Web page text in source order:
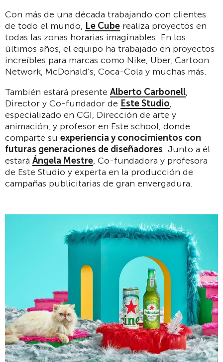
Con más de una década trabajando con clientes
de todo el mundo, Le Cube realiza proyectos en
todas las zonas horarias imaginables. En los
últimos años, el equipo ha trabajado en proyectos
increíbles para marcas como Nike, Uber, Cartoon
Network, McDonald’s, Coca-Cola y muchas más.
También estará presente Alberto Carbonell,
Director y Co-fundador de Este Studio,
especializado en CGI, Dirección de arte y
animación, y profesor en Este school, donde
comparte su experiencia y conocimientos con
futuras generaciones de diseñadores. Junto a él
estará Ángela Mestre, Co-fundadora y profesora
de Este Studio y experta en la producción de
campañas publicitarias de gran envergadura.